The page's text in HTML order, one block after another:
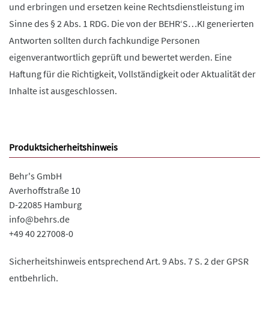
und erbringen und ersetzen keine Rechtsdienstleistung im
Sinne des § 2 Abs. 1 RDG. Die von der BEHR‘S…KI generierten
Antworten sollten durch fachkundige Personen
eigenverantwortlich geprüft und bewertet werden. Eine
Haftung für die Richtigkeit, Vollständigkeit oder Aktualität der
Inhalte ist ausgeschlossen.
Produktsicherheitshinweis
Behr's GmbH
Averhoffstraße 10
D-22085 Hamburg
info@behrs.de
+49 40 227008-0
Sicherheitshinweis entsprechend Art. 9 Abs. 7 S. 2 der GPSR
entbehrlich.